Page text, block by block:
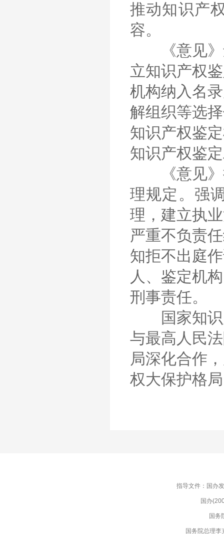
推动知识产
容。
《意见》
立知识产权
机构纳入名
解组织等选
知识产权鉴
知识产权鉴
《意见》
理规定。强
理，建立执
严重不负责
知拒不出庭
人、鉴定机
刑事责任。
国家知识
与最高人民
局深化合作
权大保护格
指导文件：国办
国办
国务
国务院总理